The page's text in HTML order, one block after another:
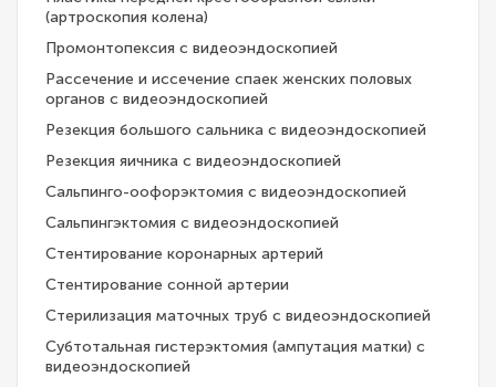
(артроскопия колена)
Промонтопексия с видеоэндоскопией
Рассечение и иссечение спаек женских половых
органов с видеоэндоскопией
Резекция большого сальника с видеоэндоскопией
Резекция яичника с видеоэндоскопией
Сальпинго-оофорэктомия с видеоэндоскопией
Сальпингэктомия с видеоэндоскопией
Стентирование коронарных артерий
Стентирование сонной артерии
Стерилизация маточных труб с видеоэндоскопией
Субтотальная гистерэктомия (ампутация матки) с
видеоэндоскопией